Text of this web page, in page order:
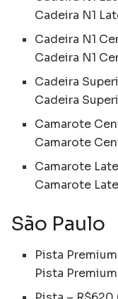
Cadeira N1
Cadeira N1
Cadeira N1
Cadeira
Cadeira
Camarote
Camarote
Camarote
Camarote
São Paulo
Pista
Pista